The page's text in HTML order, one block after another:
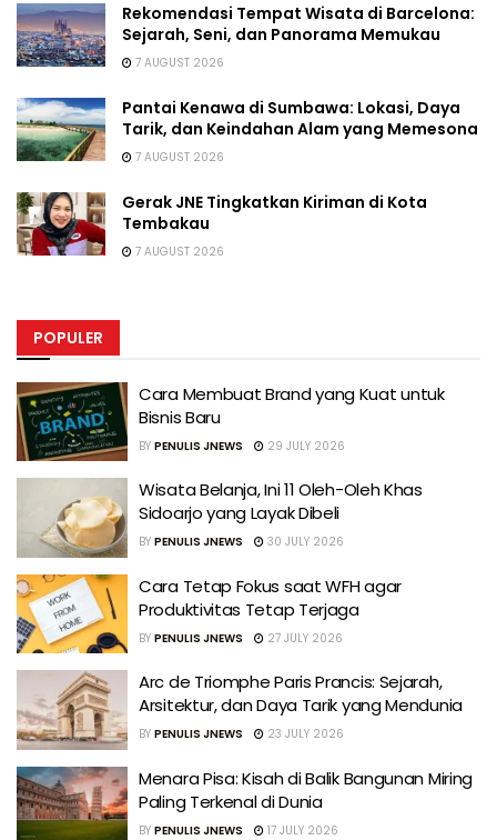
Rekomendasi Tempat Wisata di Barcelona:
Sejarah, Seni, dan Panorama Memukau
7 AUGUST 2026
Pantai Kenawa di Sumbawa: Lokasi, Daya
Tarik, dan Keindahan Alam yang Memesona
7 AUGUST 2026
Gerak JNE Tingkatkan Kiriman di Kota
Tembakau
7 AUGUST 2026
POPULER
Cara Membuat Brand yang Kuat untuk
Bisnis Baru
BY PENULIS JNEWS 29 JULY 2026
Wisata Belanja, Ini 11 Oleh-Oleh Khas
Sidoarjo yang Layak Dibeli
BY PENULIS JNEWS 30 JULY 2026
Cara Tetap Fokus saat WFH agar
Produktivitas Tetap Terjaga
BY PENULIS JNEWS 27 JULY 2026
Arc de Triomphe Paris Prancis: Sejarah,
Arsitektur, dan Daya Tarik yang Mendunia
BY PENULIS JNEWS 23 JULY 2026
Menara Pisa: Kisah di Balik Bangunan Miring
Paling Terkenal di Dunia
BY PENULIS JNEWS 17 JULY 2026